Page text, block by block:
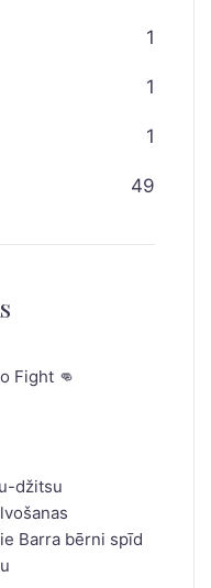
1
1
1
49
Fight 👊
džitsu
Barra bērni spīd